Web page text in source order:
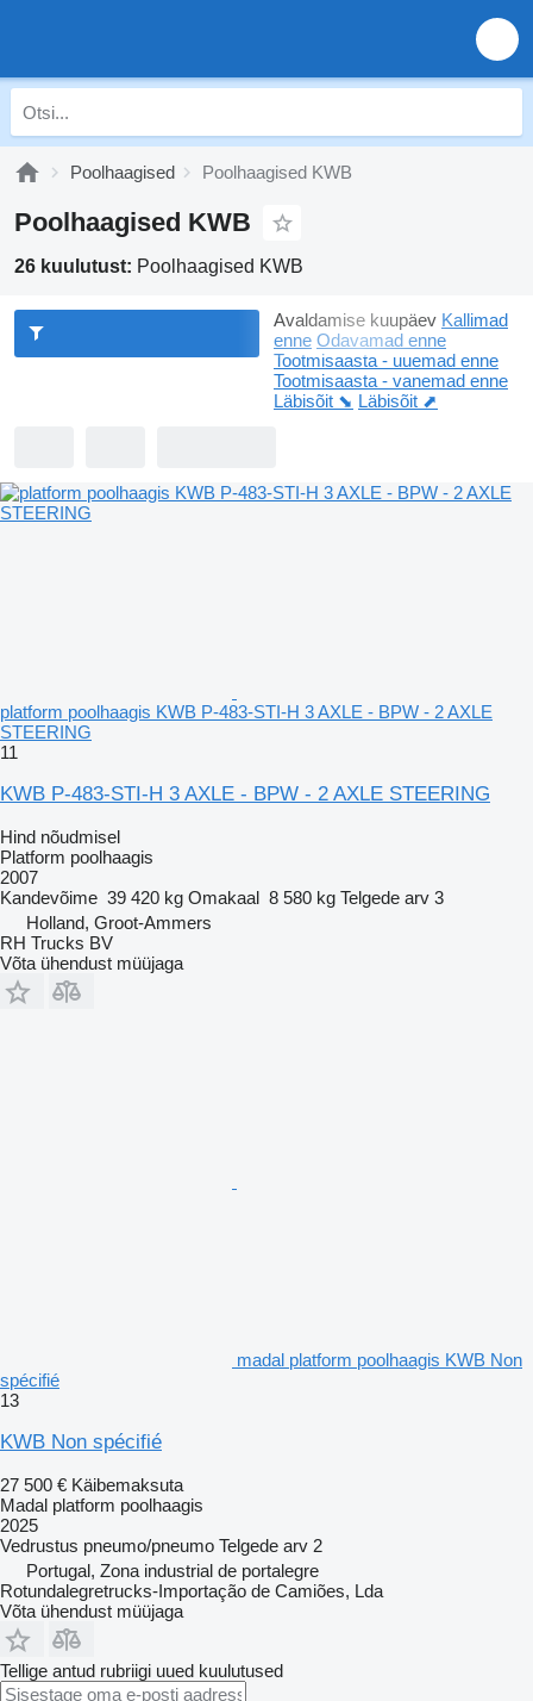
Poolhaagised Poolhaagised KWB
Poolhaagised KWB
26 kuulutust: Poolhaagised KWB
Avaldamise kuupäev Kallimad
enne Odavamad enne
Tootmisaasta - uuemad enne
Tootmisaasta - vanemad enne
Läbisõit ⬊ Läbisõit ⬈
platform poolhaagis KWB P-483-STI-H 3 AXLE - BPW - 2 AXLE
STEERING
11
KWB P-483-STI-H 3 AXLE - BPW - 2 AXLE STEERING
Hind nõudmisel
Platform poolhaagis
2007
Kandevõime 39 420 kg Omakaal 8 580 kg Telgede arv 3
Holland, Groot-Ammers
RH Trucks BV
Võta ühendust müüjaga
madal platform poolhaagis KWB Non
spécifié
13
KWB Non spécifié
27 500 € Käibemaksuta
Madal platform poolhaagis
2025
Vedrustus pneumo/pneumo Telgede arv 2
Portugal, Zona industrial de portalegre
Rotundalegretrucks-Importação de Camiões, Lda
Võta ühendust müüjaga
Tellige antud rubriigi uued kuulutused